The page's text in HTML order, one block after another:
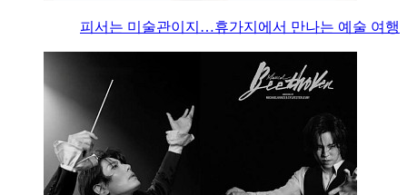
피서는 미술관이지…휴가지에서 만나는 예술 여행